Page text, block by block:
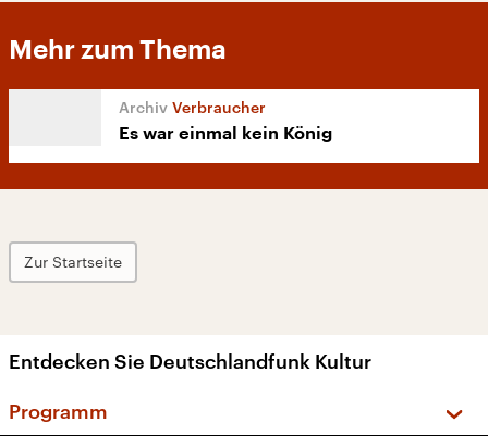
Mehr zum Thema
Verbraucher
Es war einmal kein König
Zur Startseite
Entdecken Sie Deutschlandfunk Kultur
Programm